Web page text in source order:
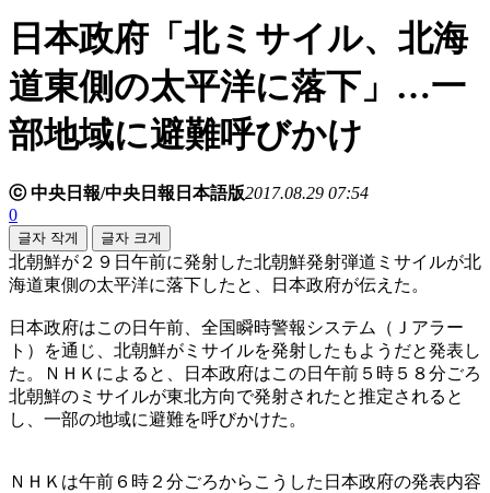
日本政府「北ミサイル、北海
道東側の太平洋に落下」…一
部地域に避難呼びかけ
ⓒ 中央日報/中央日報日本語版2017.08.29 07:54
0
글자 작게 글자 크게
北朝鮮が２９日午前に発射した北朝鮮発射弾道ミサイルが北
海道東側の太平洋に落下したと、日本政府が伝えた。
日本政府はこの日午前、全国瞬時警報システム（Ｊアラー
ト）を通じ、北朝鮮がミサイルを発射したもようだと発表し
た。ＮＨＫによると、日本政府はこの日午前５時５８分ごろ
北朝鮮のミサイルが東北方向で発射されたと推定されると
し、一部の地域に避難を呼びかけた。
ＮＨＫは午前６時２分ごろからこうした日本政府の発表内容